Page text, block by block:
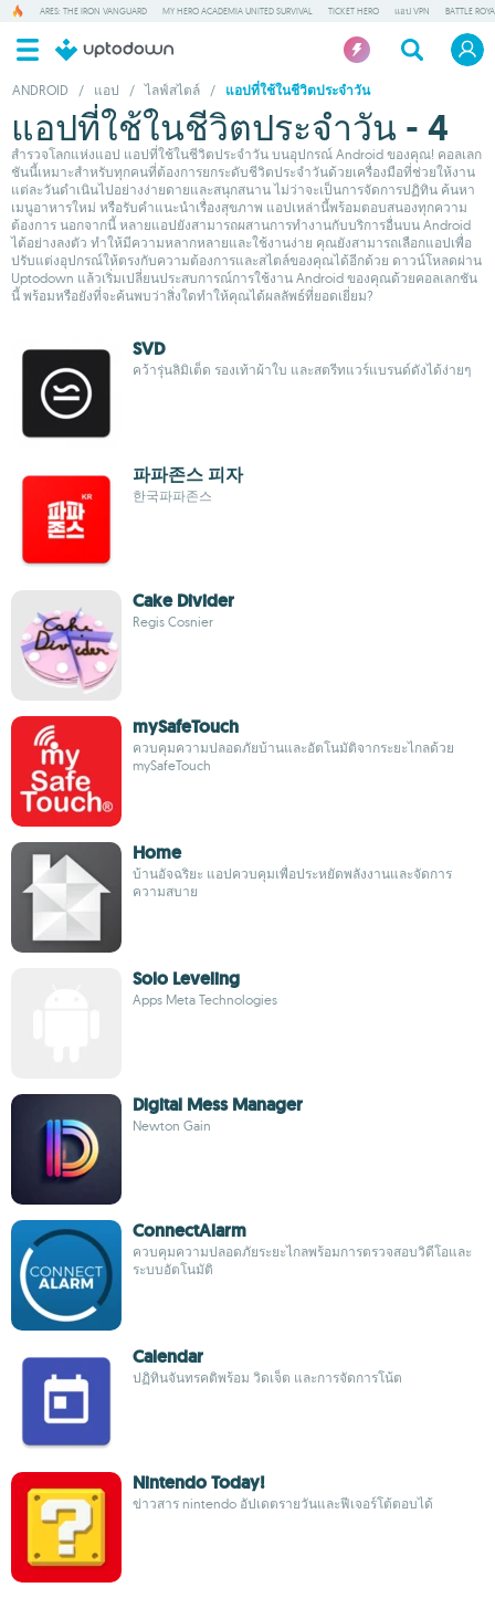
ARES: THE IRON VANGUARD MY HERO ACADEMIA UNITED SURVIVAL TICKET HERO แอป VPN BATTLE
ANDROID / แอป / ไลฟ์สไตล์ / แอปที่ใช้ในชีวิตประจำวัน
แอปที่ใช้ในชีวิตประจำวัน - 4
สำรวจโลกแห่งแอป แอปที่ใช้ในชีวิตประจำวัน บนอุปกรณ์ Android ของคุณ! คอลเลก
ชันนี้เหมาะสำหรับทุกคนที่ต้องการยกระดับชีวิตประจำวันด้วยเครื่องมือที่ช่วยให้งาน
แต่ละวันดำเนินไปอย่างง่ายดายและสนุกสนาน ไม่ว่าจะเป็นการจัดการปฏิทิน ค้นหา
เมนูอาหารใหม่ หรือรับคำแนะนำเรื่องสุขภาพ แอปเหล่านี้พร้อมตอบสนองทุกความ
ต้องการ นอกจากนี้ หลายแอปยังสามารถผสานการทำงานกับบริการอื่นบน Android
ได้อย่างลงตัว ทำให้มีความหลากหลายและใช้งานง่าย คุณยังสามารถเลือกแอปเพื่อ
ปรับแต่งอุปกรณ์ให้ตรงกับความต้องการและสไตล์ของคุณได้อีกด้วย ดาวน์โหลดผ่าน
Uptodown แล้วเริ่มเปลี่ยนประสบการณ์การใช้งาน Android ของคุณด้วยคอลเลกชัน
นี้ พร้อมหรือยังที่จะค้นพบว่าสิ่งใดทำให้คุณได้ผลลัพธ์ที่ยอดเยี่ยม?
SVD
คว้ารุ่นลิมิเต็ด รองเท้าผ้าใบ และสตรีทแวร์แบรนด์ดังได้ง่ายๆ
파파존스 피자
한국파파존스
Cake Divider
Regis Cosnier
mySafeTouch
ควบคุมความปลอดภัยบ้านและอัตโนมัติจากระยะไกลด้วย
mySafeTouch
Home
บ้านอัจฉริยะ แอปควบคุมเพื่อประหยัดพลังงานและจัดการ
ความสบาย
Solo Leveling
Apps Meta Technologies
Digital Mess Manager
Newton Gain
ConnectAlarm
ควบคุมความปลอดภัยระยะไกลพร้อมการตรวจสอบวิดีโอและ
ระบบอัตโนมัติ
Calendar
ปฏิทินจันทรคติพร้อม วิดเจ็ต และการจัดการโน้ต
Nintendo Today!
ข่าวสาร nintendo อัปเดตรายวันและฟีเจอร์โต้ตอบได้